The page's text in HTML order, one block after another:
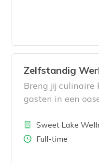
Zelfstandig
Breng jij
gasten in een
BedrijfSweet Lake
Aantal uren
Full-time